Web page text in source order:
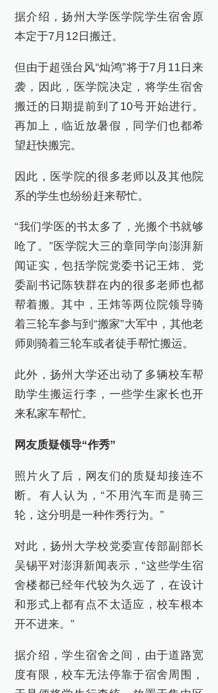
据介绍，扬州大学医学院学生宿舍原
本定于7月12日搬迁。
但由于超强台风“灿鸿”将于7月11日来
袭，因此，医学院决定，将学生宿舍
搬迁的日期提前到了10号开始进行。
再加上，临近放暑假，同学们也都希
望赶快搬完。
因此，医学院的很多老师以及其他院
系的学生也纷纷赶来帮忙。
“我们学医的书太多了，光搬个书就够
呛了。”医学院大三的章同学向澎湃新
闻证实，包括学院党委书记王炜、党
委副书记陈轶群在内的很多老师也都
帮着搬。其中，王炜等两位院领导骑
着三轮车参与到“搬家”大军中，其他老
师则骑着三轮车或者徒手帮忙搬运。
此外，扬州大学还出动了多辆校车帮
助学生搬运行李，一些学生家长也开
来私家车帮忙。
网友质疑领导“作秀”
照片火了后，网友们的质疑却接连不
断。有人认为，“不用汽车而是骑三
轮，这分明是一种作秀行为。”
对此，扬州大学校党委宣传部副部长
吴锡平对澎湃新闻表示，“这些学生宿
舍楼都已经年代较为久远了，在设计
和形式上都有点不太适应，校车根本
开不进来。”
据介绍，学生宿舍之间，由于道路宽
度有限，校车无法停靠于宿舍周围，